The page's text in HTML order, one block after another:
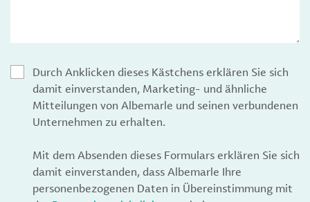
Durch Anklicken dieses Kästchens erklären Sie sich
damit einverstanden, Marketing- und ähnliche
Mitteilungen von Albemarle und seinen verbundenen
Unternehmen zu erhalten.
Mit dem Absenden dieses Formulars erklären Sie sich
damit einverstanden, dass Albemarle Ihre
personenbezogenen Daten in Übereinstimmung mit